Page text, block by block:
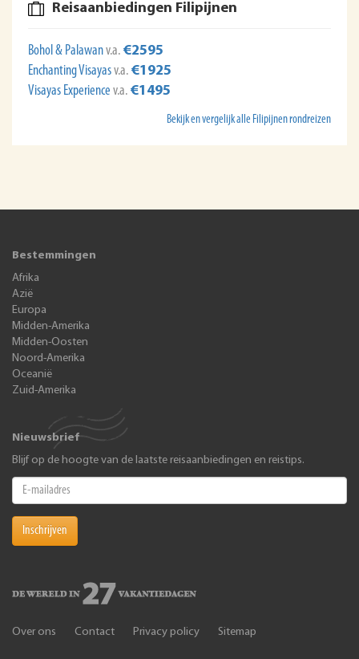
Reisaanbiedingen Filipijnen
Bohol & Palawanv.a. €2595
Enchanting Visayasv.a. €1925
Visayas Experience v.a. €1495
Bekijk en vergelijk alle Filipijnen rondreizen
Bestemmingen
Afrika
Azië
Europa
Midden-Amerika
Midden-Oosten
Noord-Amerika
Oceanië
Zuid-Amerika
Nieuwsbrief
Blijf op de hoogte van de laatste reisaanbiedingen en reistips.
Inschrijven
Over ons Contact Privacy policy Sitemap